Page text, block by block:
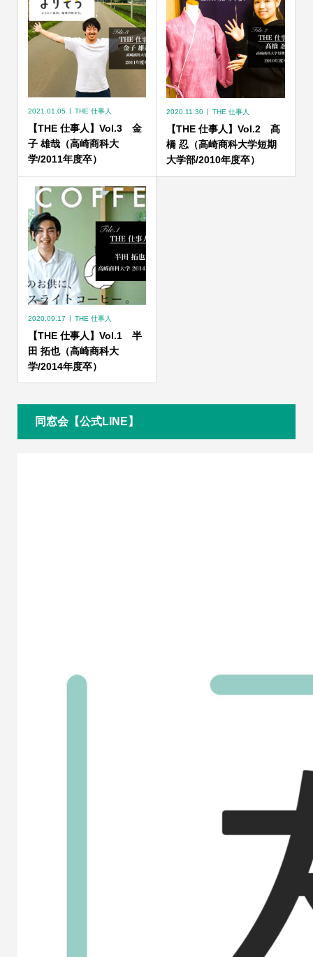
2021.01.05 THE 仕事人
【THE 仕事人】Vol.3 金
子 雄哉（高崎商科大
学/2011年度卒）
2020.11.30 THE 仕事人
【THE 仕事人】Vol.2 髙
橋 忍（高崎商科大学短期
大学部/2010年度卒）
2020.09.17 THE 仕事人
【THE 仕事人】Vol.1 半
田 拓也（高崎商科大
学/2014年度卒）
同窓会【公式LINE】